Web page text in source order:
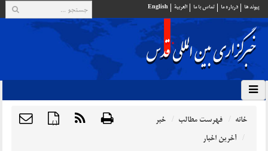
پيوند ها درباره ما تماس با ما العربية English
{ } خانه فهرست مطالب
خبر
آخرین اخبار